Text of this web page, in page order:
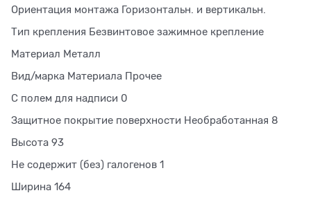
Ориентация монтажа Горизонтальн. и вертикальн.
Тип крепления Безвинтовое зажимное крепление
Материал Металл
Вид/марка Материала Прочее
С полем для надписи 0
Защитное покрытие поверхности Необработанная 8
Высота 93
Не содержит (без) галогенов 1
Ширина 164